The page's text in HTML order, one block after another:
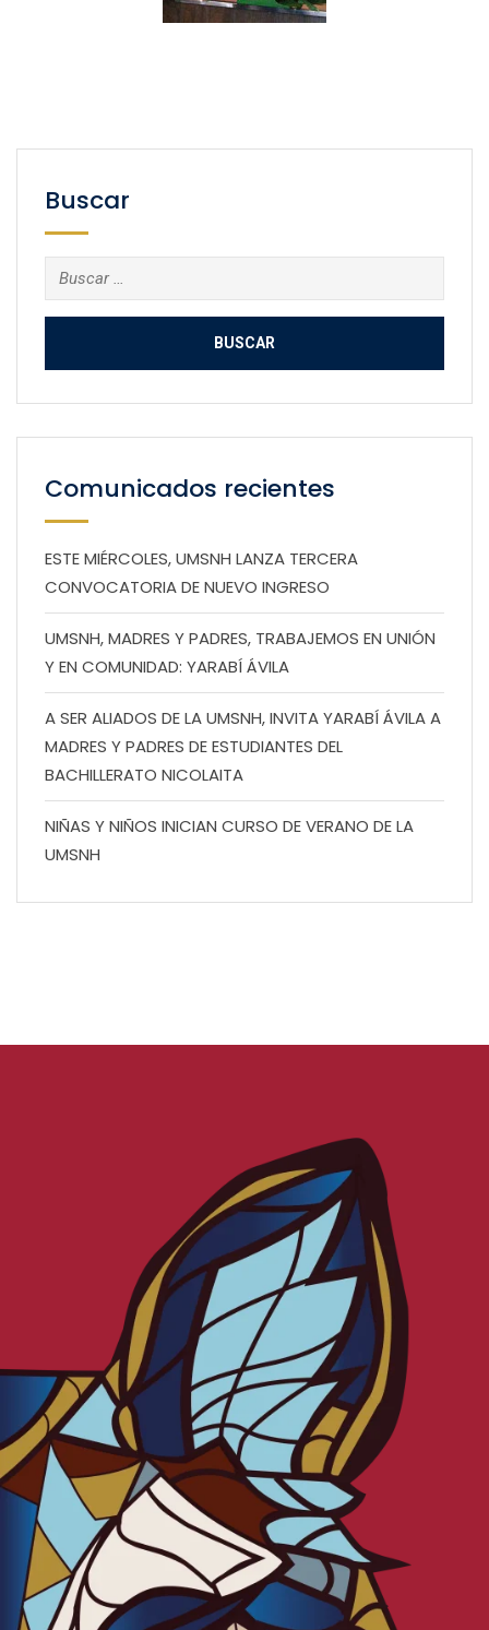
Buscar
Buscar:
Comunicados recientes
ESTE MIÉRCOLES, UMSNH LANZA TERCERA
CONVOCATORIA DE NUEVO INGRESO
UMSNH, MADRES Y PADRES, TRABAJEMOS EN UNIÓN
Y EN COMUNIDAD: YARABÍ ÁVILA
A SER ALIADOS DE LA UMSNH, INVITA YARABÍ ÁVILA A
MADRES Y PADRES DE ESTUDIANTES DEL
BACHILLERATO NICOLAITA
NIÑAS Y NIÑOS INICIAN CURSO DE VERANO DE LA
UMSNH